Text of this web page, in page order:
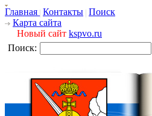
Главная Контакты Поиск
Карта сайта
Новый сайт kspvo.ru
Поиск: